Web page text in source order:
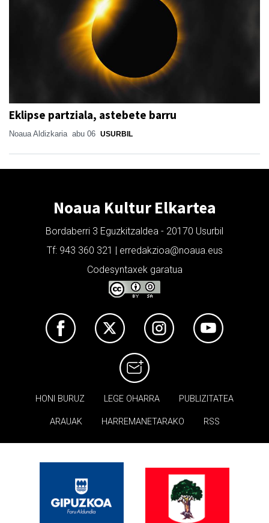
Eklipse partziala, astebete barru
Noaua Aldizkaria abu 06 USURBIL
Noaua Kultur Elkartea
Bordaberri 3 Eguzkitzaldea - 20170 Usurbil
Tf: 943 360 321 | erredakzioa@noaua.eus
Codesyntaxek garatua
HONI BURUZ LEGE OHARRA PUBLIZITATEA
ARAUAK HARREMANETARAKO RSS